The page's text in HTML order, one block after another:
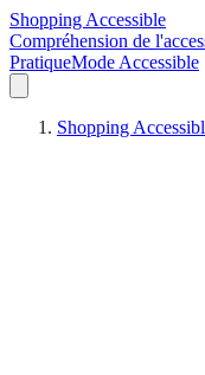
Shopping Accessible
Compréhension de
PratiqueMode Accessible
Shopping